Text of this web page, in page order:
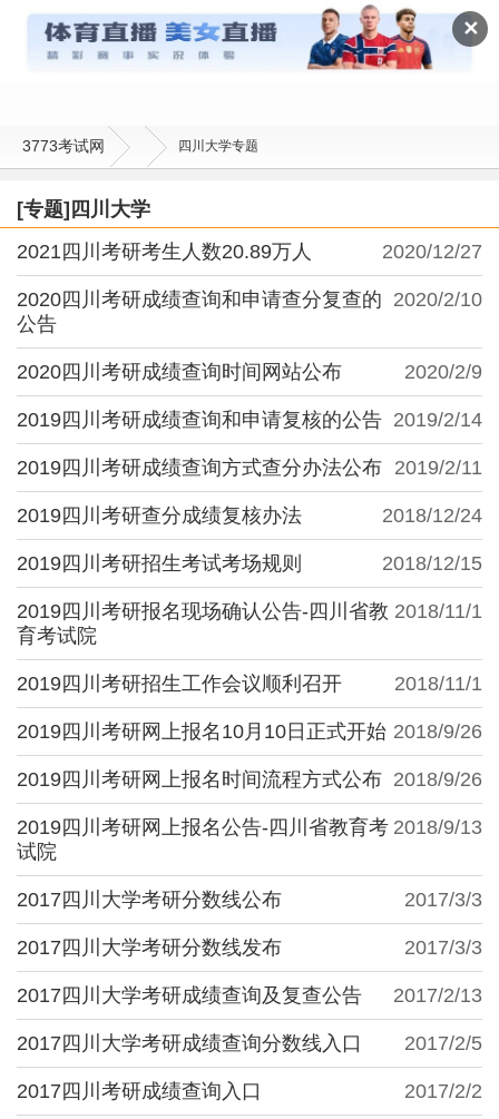
✕
四川大学
3773考试网 四川大学专题
[专题]四川大学
2020/12/27
2021四川考研考生人数20.89万人
2020/2/10
2020四川考研成绩查询和申请查分复查的
公告
2020/2/9
2020四川考研成绩查询时间网站公布
2019/2/14
2019四川考研成绩查询和申请复核的公告
2019/2/11
2019四川考研成绩查询方式查分办法公布
2018/12/24
2019四川考研查分成绩复核办法
2018/12/15
2019四川考研招生考试考场规则
2018/11/1
2019四川考研报名现场确认公告-四川省教
育考试院
2018/11/1
2019四川考研招生工作会议顺利召开
2018/9/26
2019四川考研网上报名10月10日正式开始
2018/9/26
2019四川考研网上报名时间流程方式公布
2018/9/13
2019四川考研网上报名公告-四川省教育考
试院
2017/3/3
2017四川大学考研分数线公布
2017/3/3
2017四川大学考研分数线发布
2017/2/13
2017四川大学考研成绩查询及复查公告
2017/2/5
2017四川大学考研成绩查询分数线入口
2017/2/2
2017四川考研成绩查询入口